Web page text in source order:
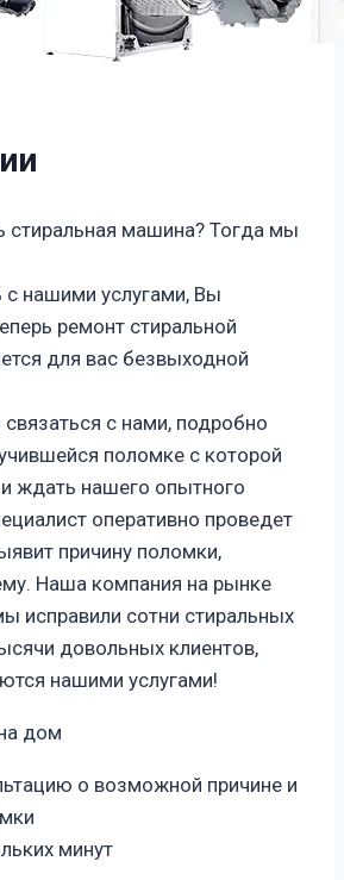
стиральная машина? Тогда мы
нашими услугами, Вы
ремонт стиральной
для вас безвыходной
с нами, подробно
поломке с которой
ждать нашего опытного
оперативно проведет
причину поломки,
Наша компания на рынке
исправили сотни стиральных
довольных клиентов,
нашими услугами!
дом
о возможной причине и
минут